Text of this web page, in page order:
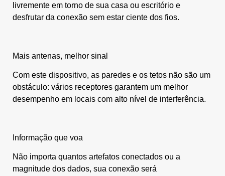
livremente em torno de sua casa ou escritório e
desfrutar da conexão sem estar ciente dos fios.
Mais antenas, melhor sinal
Com este dispositivo, as paredes e os tetos não são um
obstáculo: vários receptores garantem um melhor
desempenho em locais com alto nível de interferência.
Informação que voa
Não importa quantos artefatos conectados ou a
magnitude dos dados, sua conexão será